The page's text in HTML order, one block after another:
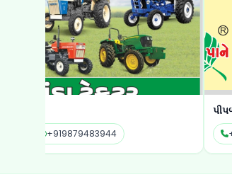
+919941499714 +919941499714